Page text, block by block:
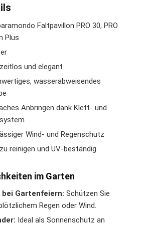
Faltpavillon PRO 30, PRO
Plus
und elegant
wasserabweisendes
Anbringen dank Klett- und
Wind- und Regenschutz
reinigen und UV-beständig
im Garten
Gartenfeiern: Schützen Sie
Regen oder Wind.
Ideal als Sonnenschutz an